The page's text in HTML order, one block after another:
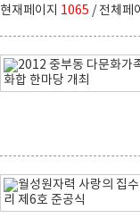
현재페이지 1065 / 전체페